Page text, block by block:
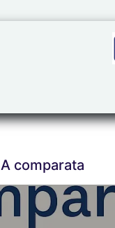
comparata